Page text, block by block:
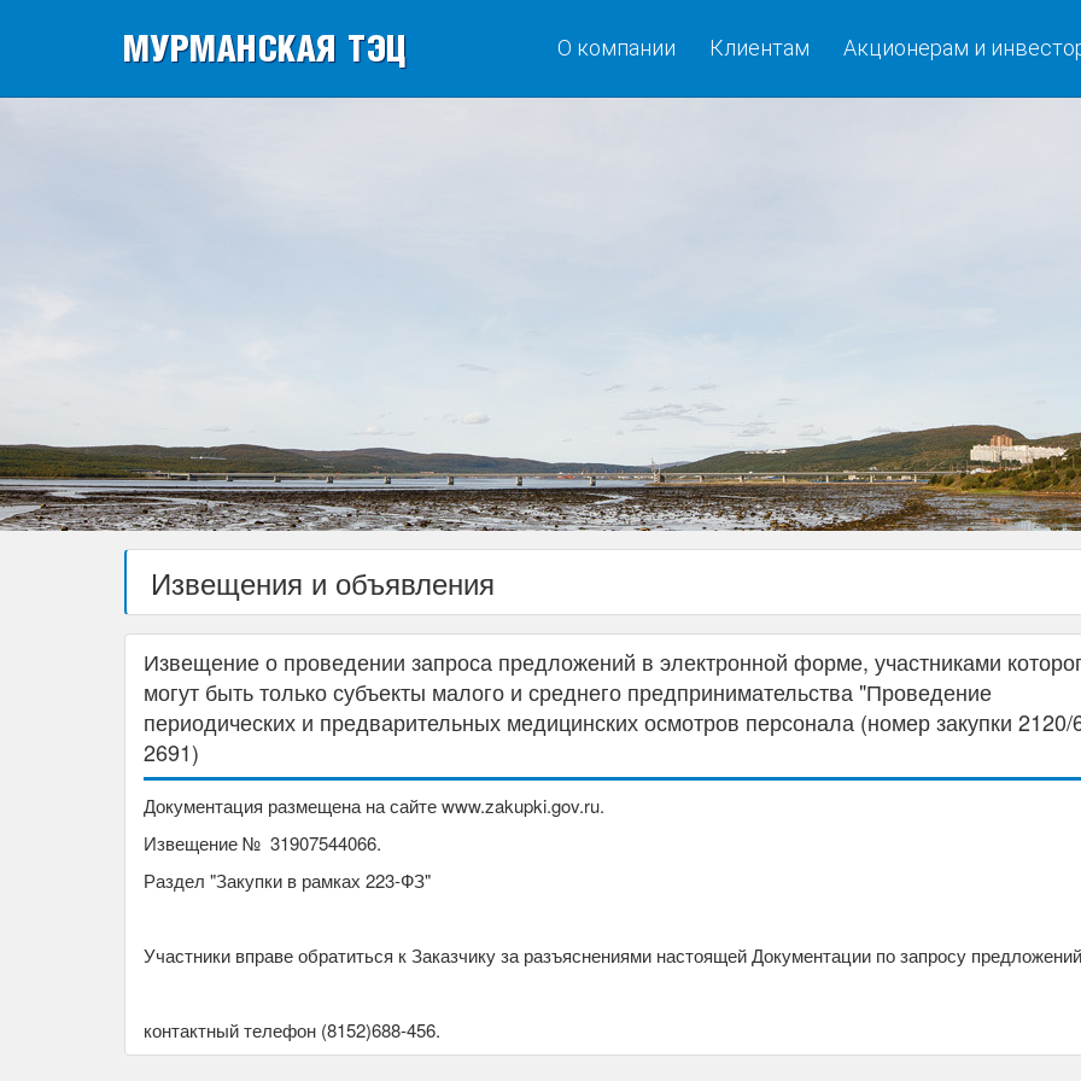
МУРМАНСКАЯ ТЭЦ О компании Клиентам Акционерам и
Извещения и объявления
Извещение о проведении запроса предложений в электронной форме, участниками
могут быть только субъекты малого и среднего предпринимательства "Проведение
периодических и предварительных медицинских осмотров персонала (номер закупки 2120/
2691)
Документация размещена на сайте www.zakupki.gov.ru.
Извещение № 31907544066.
Раздел "Закупки в рамках 223-ФЗ"
Участники вправе обратиться к Заказчику за разъяснениями настоящей Документации по запросу
контактный телефон (8152)688-456.